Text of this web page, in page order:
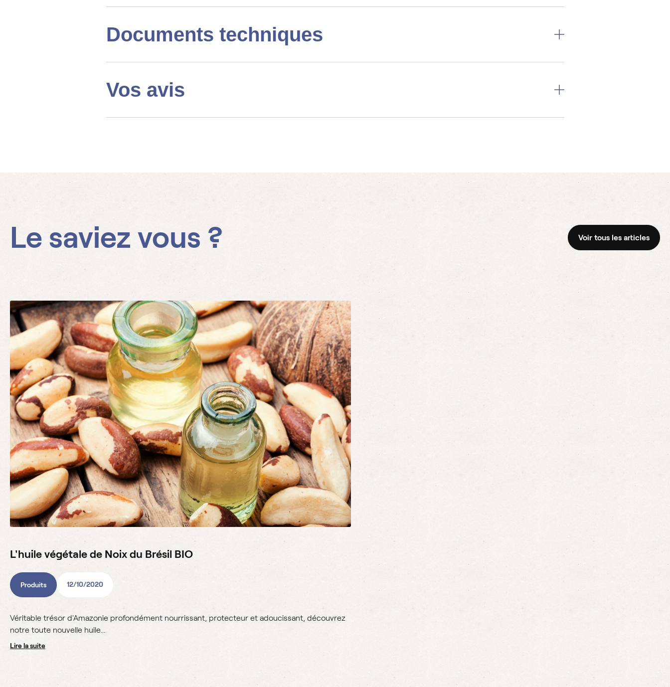
Documents techniques
Vos avis
Le saviez vous ? Voir tous les articles
L'huile végétale de Noix du Brésil BIO
Produits 12/10/2020
Véritable trésor d'Amazonie profondément nourrissant, protecteur et adoucissant, découvrez
notre toute nouvelle huile...
lire la suite